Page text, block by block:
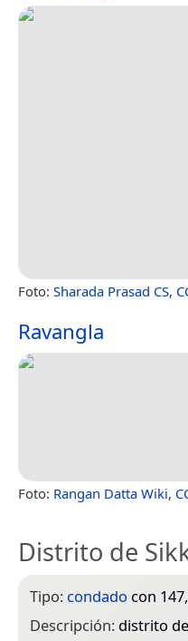
Foto: Sharada Prasad CS,
Ravangla
Foto: Rangan Datta Wiki,
Distrito de
Tipo: condado con
Descripción: distrito